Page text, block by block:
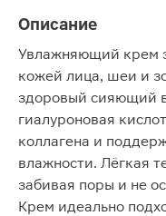
Описание
Увлажняющий крем
кожей лица, шеи и
здоровый сияющий
гиалуроновая
коллагена и
влажности. Лёгкая
забивая поры и не
Крем идеально